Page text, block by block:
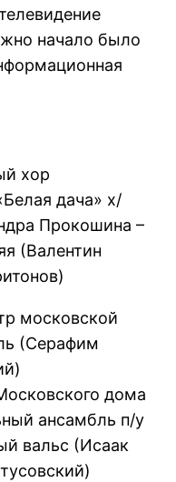
начало было
хор
дача» х/
Прокошина –
(Валентин
московской
(Серафим
дома
ансамбль п/у
вальс (Исаак